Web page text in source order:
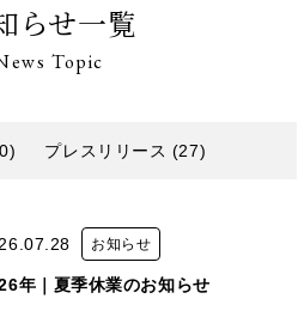
らせ一覧
Topic
プレスリリース (27)
お知らせ
年｜夏季休業のお知らせ